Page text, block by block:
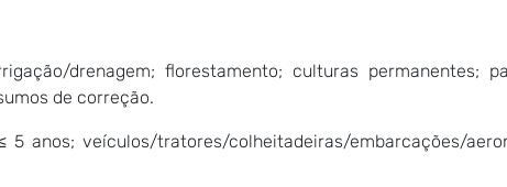
drenagem; florestamento; culturas permanentes;
de correção.
5 anos; veículos/tratores/colheitadeiras/embarcações/